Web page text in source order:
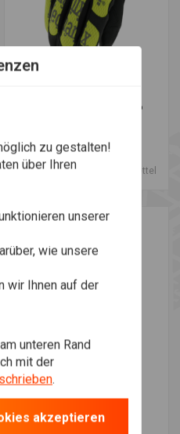
Arbeitshandschuhe Gelb
Wunschzettel
Zusatzinformation
MECHANIX
Arbeitshandschuhe
Blau/Weiß
zu gestalten!
über Ihren
unserer
wie unsere
wir Ihnen auf der
unteren Rand
mit der
.
akzeptieren